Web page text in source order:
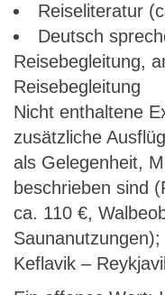
Reiseliteratur
Deutsch
Reisebegleitung,
Reisebegleitung
Nicht enthaltene
zusätzliche
als Gelegenheit,
beschrieben sind
ca. 110 €,
Keflavik –